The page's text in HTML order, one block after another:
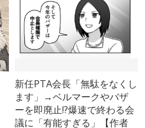
新任PTA会長「無駄をなくし
ます」→ベルマークやバザ
ーを即廃止!?爆速で終わる会
議に「有能すぎる」【作者